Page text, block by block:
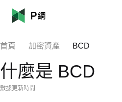
首頁 加密資產 BCD
什麼是 BCD
數據更新時間: